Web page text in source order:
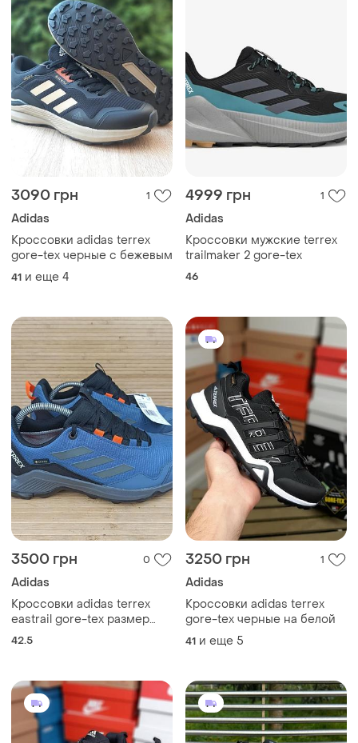
3090 грн 1
Adidas
Кроссовки adidas terrex
gore-tex черные с бежевым
41 и еще 4
4999 грн 1
Adidas
Кроссовки мужские terrex
trailmaker 2 gore-tex
46
3500 грн 0
Adidas
Кроссовки adidas terrex
eastrail gore-tex размер
42,5 (27 см.)
42.5
3250 грн 1
Adidas
Кроссовки adidas terrex
gore-tex черные на белой
41 и еще 5